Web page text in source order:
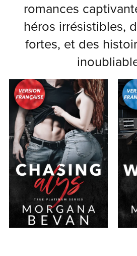
romances
héros irrésistibles,
fortes, et des